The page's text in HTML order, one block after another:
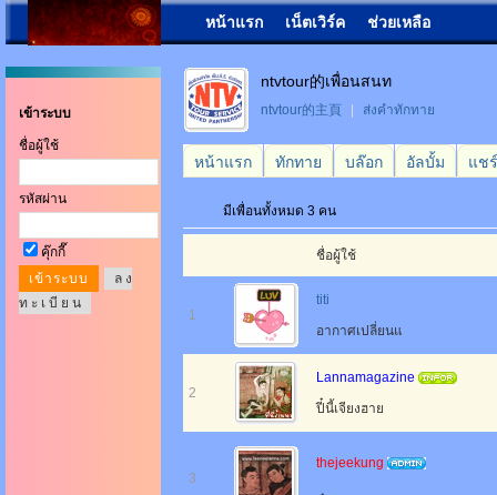
หน้าแรก เน็ตเวิร์ค ช่วยเหลือ
เข้าระบบ
ชื่อผู้ใช้
รหัสผ่าน
คุ๊กกี๊
ล ง
ท ะ เ บี ย น
ntvtour的เพื่อนสนท
ntvtour的主頁 ส่งคำทักทาย
หน้าแรก ทักทาย บล๊อก อัลบั้ม แชร์
มีเพื่อนทั้งหมด 3 คน
ชื่อผู้ใช้
1
titi
อากาศเปลี่ยนแ
2
Lannamagazine
ปี๋นี้เจียงฮาย
3
thejeekung